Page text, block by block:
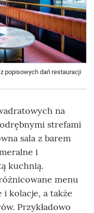
popisowych dań restauracji
na
strefami
sala z barem
i
kuchnią.
menu
i kolacje, a także
Przykładowo